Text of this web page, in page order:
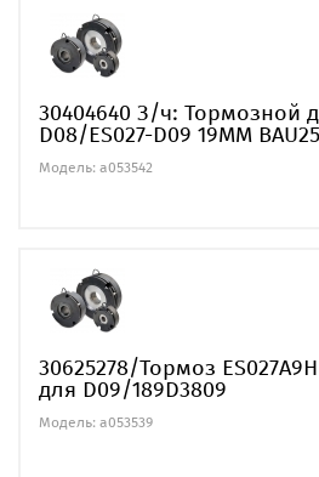
30404640 З/ч: Тормозной
D08/ES027-D09 19MM
Модель: a053542
30625278/Тормоз
для D09/189D3809
Модель: a053539